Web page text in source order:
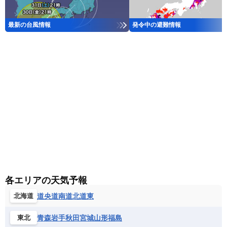
最新の台風情報 発令中の避難情報
各エリアの天気予報
北海道 道央道南道北道東
東北 青森岩手秋田宮城山形福島